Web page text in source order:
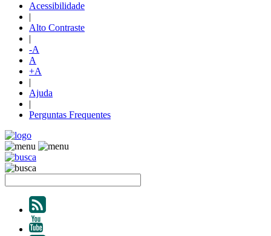
Acessibilidade
|
Alto Contraste
|
-A
A
+A
|
Ajuda
|
Perguntas Frequentes